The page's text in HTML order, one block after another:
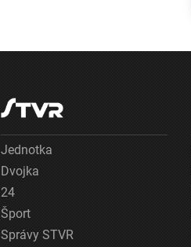
Jednotka
Dvojka
24
Šport
Správy STVR